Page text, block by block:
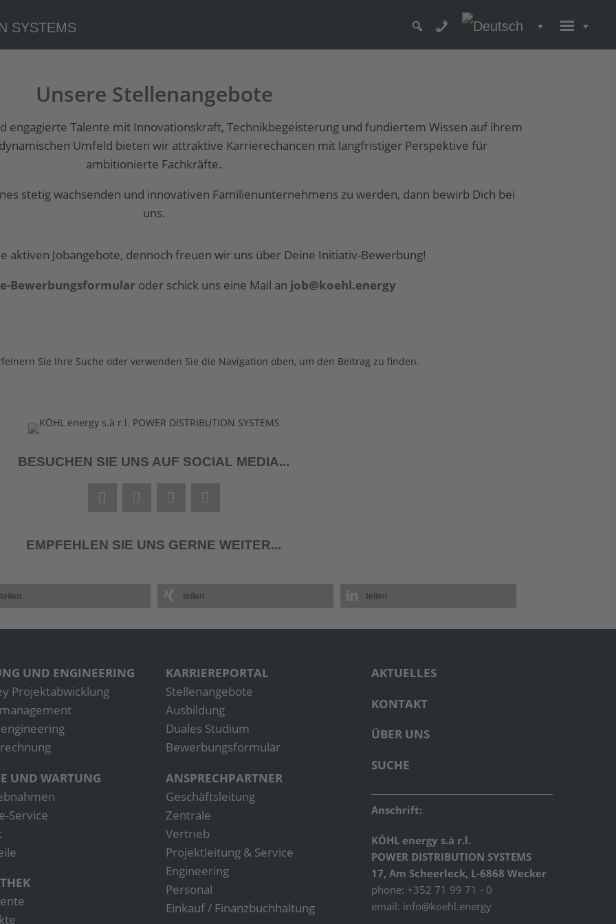
Unsere Stellenangebote
Talente mit Innovationskraft, Technikbegeisterung und fundiertem Wissen auf ihrem
Umfeld bieten wir attraktive Karrierechancen mit langfristiger Perspektive für
ambitionierte Fachkräfte.
stetig wachsenden und innovativen Familienunternehmens zu werden, dann bewirb Dich bei
uns.
aktiven Jobangebote, dennoch freuen wir uns über Deine Initiativ-Bewerbung!
Bewerbungsformular oder schick uns eine Mail an job@koehl.energy
Sie Ihre Suche oder verwenden Sie die Navigation oben, um den Beitrag zu finden.
BESUCHEN SIE UNS AUF SOCIAL MEDIA...
EMPFEHLEN SIE UNS GERNE WEITER...
teilen teilen teilen
UND ENGINEERING
Projektabwicklung
UND WARTUNG
Service
KARRIEREPORTAL
Stellenangebote
Ausbildung
Duales Studium
Bewerbungsformular
ANSPRECHPARTNER
Geschäftsleitung
Zentrale
Vertrieb
Projektleitung & Service
Engineering
Personal
Einkauf / Finanzbuchhaltung
AKTUELLES
KONTAKT
ÜBER UNS
SUCHE
Anschrift:
KÖHL energy s.à r.l.
POWER DISTRIBUTION SYSTEMS
17, Am Scheerleck, L-6868 Wecker
phone: +352 71 99 71 - 0
email: info@koehl.energy